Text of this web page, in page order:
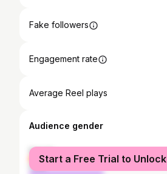
Fake followers
Engagement rate
Average Reel plays
Audience gender
female
male
Start a Free Trial to Unlock